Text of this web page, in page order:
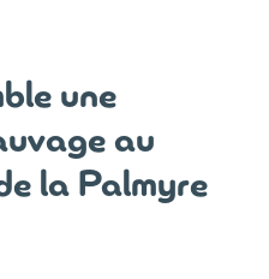
une
au
la Palmyre